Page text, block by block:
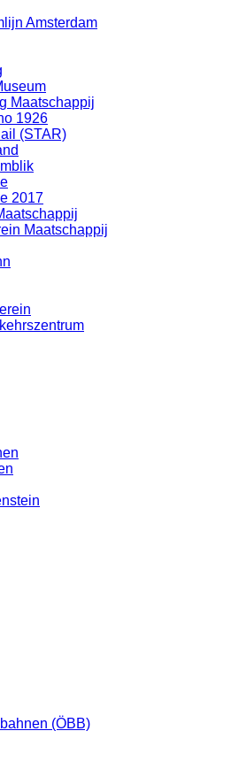
Amsterdam
Maatschappij
1926
(STAR)
2017
Maatschappij
(ÖBB)